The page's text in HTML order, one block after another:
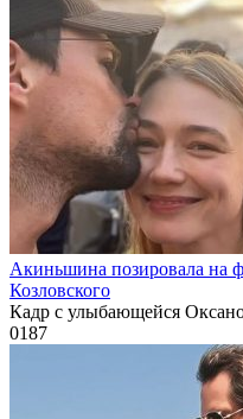
Акиньшина позировала на
Козловского
Кадр с улыбающейся
0187